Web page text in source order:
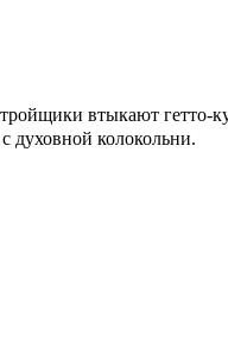
втыкают гетто-
с духовной колокольни.